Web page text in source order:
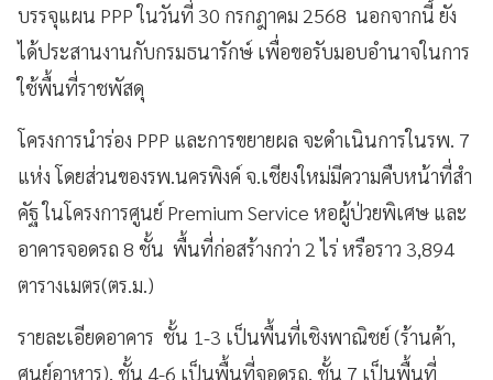
บรรจุแผน PPP ในวันที่ 30 กรกฎาคม 2568 นอกจากนี้ ยัง
ได้ประสานงานกับกรมธนารักษ์ เพื่อขอรับมอบอำนาจในการ
ใช้พื้นที่ราชพัสดุ
โครงการนำร่อง PPP และการขยายผล จะดำเนินการในรพ. 7
แห่ง โดยส่วนของรพ.นครพิงค์ จ.เชียงใหม่มีความคืบหน้าที่สำ
คัฐ ในโครงการศูนย์ Premium Service หอผู้ป่วยพิเศษ และ
อาคารจอดรถ 8 ชั้น พื้นที่ก่อสร้างกว่า 2 ไร่ หรือราว 3,894
ตารางเมตร(ตร.ม.)
รายละเอียดอาคาร ชั้น 1-3 เป็นพื้นที่เชิงพาณิชย์ (ร้านค้า,
ศูนย์อาหาร), ชั้น 4-6 เป็นพื้นที่จอดรถ, ชั้น 7 เป็นพื้นที่